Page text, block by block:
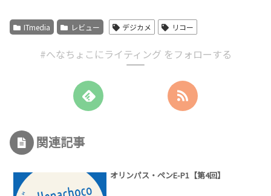
ITmedia レビュー デジカメ リコー
#へなちょこにライティング をフォローする
関連記事
オリンパス・ペンE-P1【第4回】